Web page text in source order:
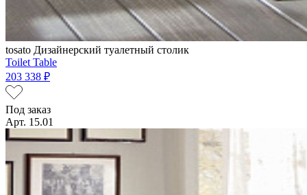
tosato Дизайнерский туалетный столик
Toilet Table
203 338 ₽
Под заказ
Арт. 15.01